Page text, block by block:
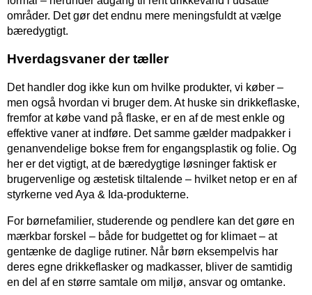
områder. Det gør det endnu mere meningsfuldt at vælge
bæredygtigt.
Hverdagsvaner der tæller
Det handler dog ikke kun om hvilke produkter, vi køber –
men også hvordan vi bruger dem. At huske sin drikkeflaske,
fremfor at købe vand på flaske, er en af de mest enkle og
effektive vaner at indføre. Det samme gælder madpakker i
genanvendelige bokse frem for engangsplastik og folie. Og
her er det vigtigt, at de bæredygtige løsninger faktisk er
brugervenlige og æstetisk tiltalende – hvilket netop er en af
styrkerne ved Aya & Ida-produkterne.
For børnefamilier, studerende og pendlere kan det gøre en
mærkbar forskel – både for budgettet og for klimaet – at
gentænke de daglige rutiner. Når børn eksempelvis har
deres egne drikkeflasker og madkasser, bliver de samtidig
en del af en større samtale om miljø, ansvar og omtanke.